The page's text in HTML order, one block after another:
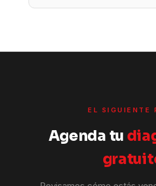
EL SIGUIENTE
Agenda tu